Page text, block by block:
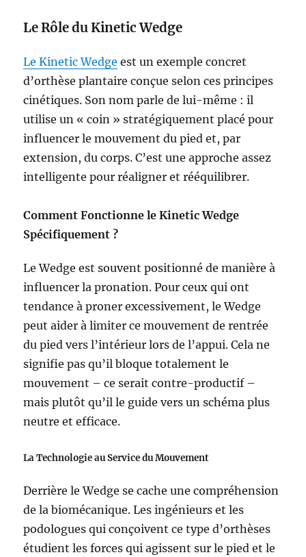
Le Rôle du Kinetic Wedge
Le Kinetic Wedge est un exemple concret
d’orthèse plantaire conçue selon ces principes
cinétiques. Son nom parle de lui-même : il
utilise un « coin » stratégiquement placé pour
influencer le mouvement du pied et, par
extension, du corps. C’est une approche assez
intelligente pour réaligner et rééquilibrer.
Comment Fonctionne le Kinetic Wedge
Spécifiquement ?
Le Wedge est souvent positionné de manière à
influencer la pronation. Pour ceux qui ont
tendance à proner excessivement, le Wedge
peut aider à limiter ce mouvement de rentrée
du pied vers l’intérieur lors de l’appui. Cela ne
signifie pas qu’il bloque totalement le
mouvement – ce serait contre-productif –
mais plutôt qu’il le guide vers un schéma plus
neutre et efficace.
La Technologie au Service du Mouvement
Derrière le Wedge se cache une compréhension
de la biomécanique. Les ingénieurs et les
podologues qui conçoivent ce type d’orthèses
étudient les forces qui agissent sur le pied et le